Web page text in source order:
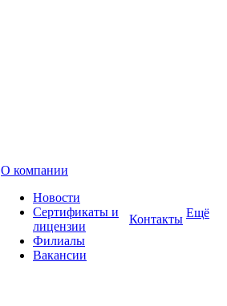
О компании
Новости
Сертификаты и
лицензии
Филиалы
Вакансии
Контакты Ещё